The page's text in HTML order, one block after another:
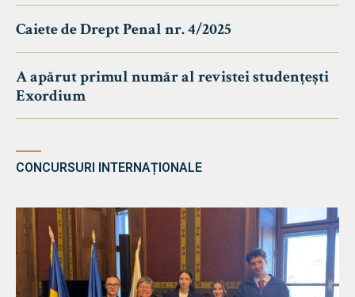
Caiete de Drept Penal nr. 4/2025
A apărut primul număr al revistei studențești
Exordium
CONCURSURI INTERNAȚIONALE